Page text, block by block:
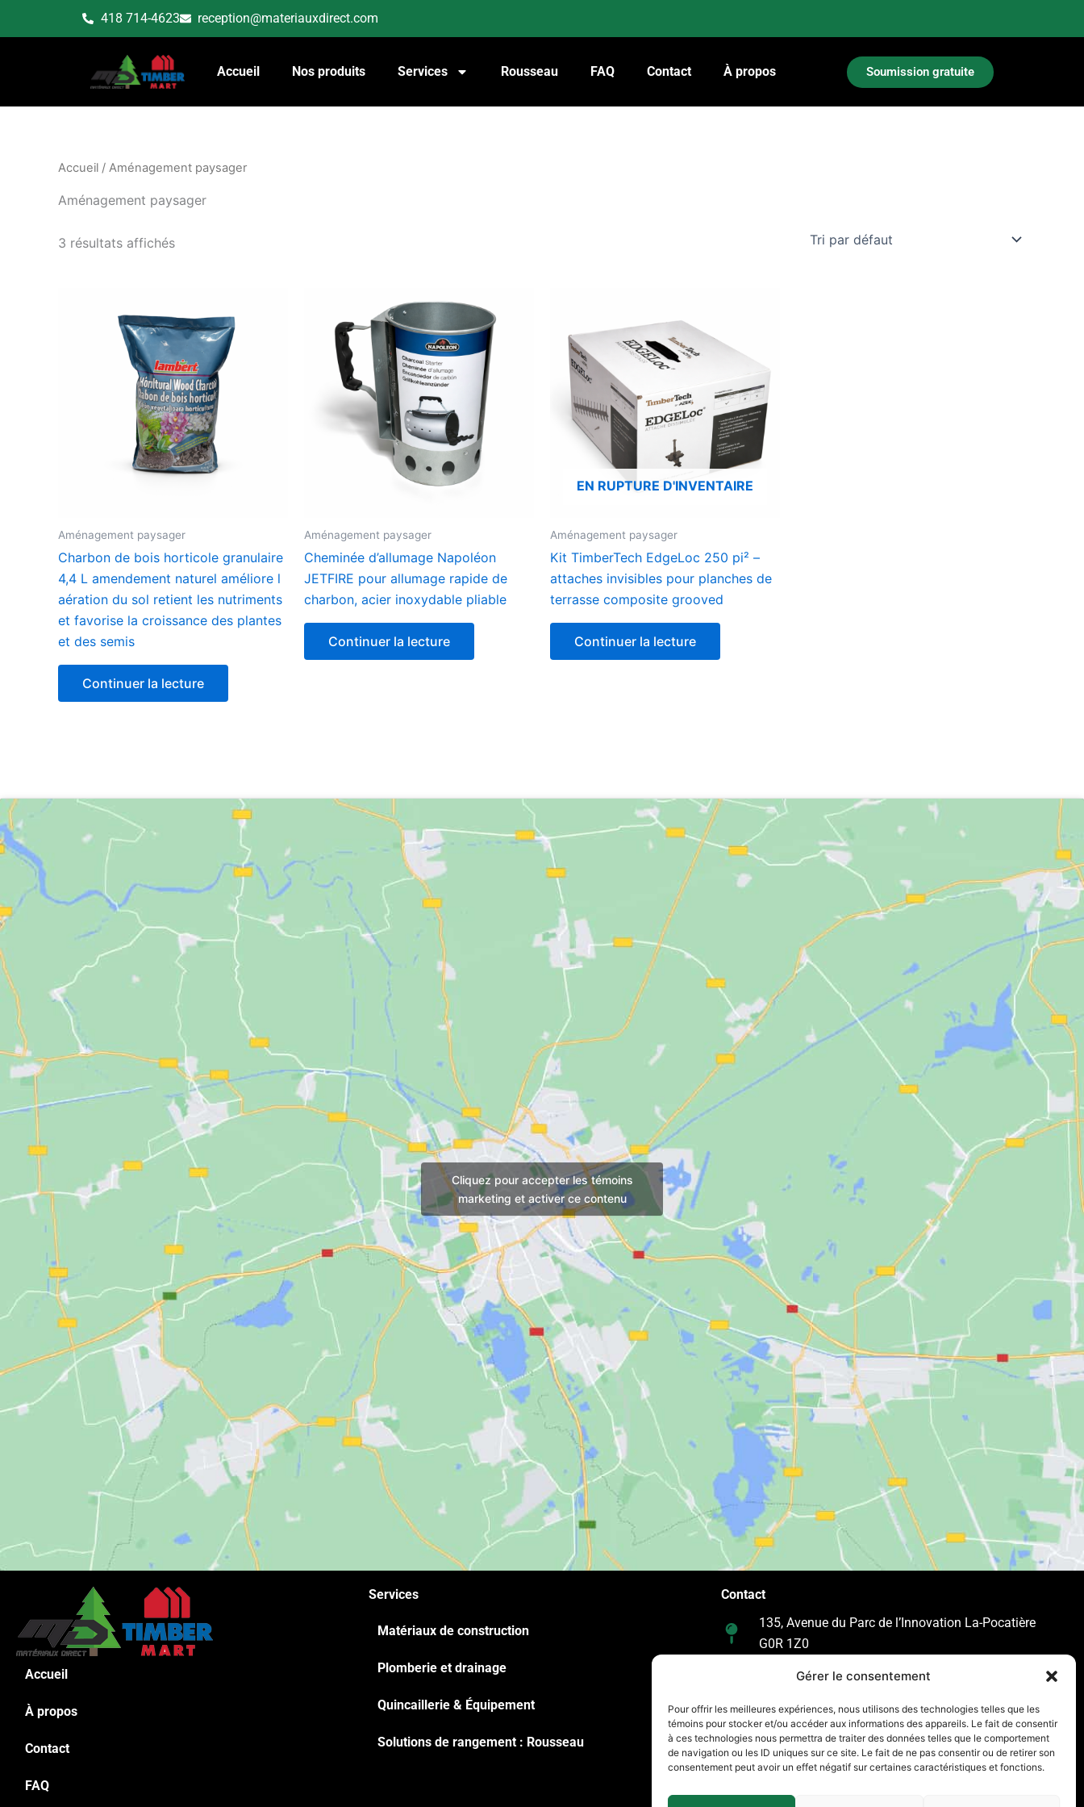
Gérer le consentement
Pour offrir les meilleures expériences, nous utilisons des technologies telles que les
témoins pour stocker et/ou accéder aux informations des appareils. Le fait de consentir
à ces technologies nous permettra de traiter des données telles que le comportement
de navigation ou les ID uniques sur ce site. Le fait de ne pas consentir ou de retirer son
consentement peut avoir un effet négatif sur certaines caractéristiques et fonctions.
418 714-4623 reception@materiauxdirect.com
Accueil Nos produits Services Rousseau FAQ Contact À propos Soumission gratuite
Accueil / Aménagement paysager
Aménagement paysager
3 résultats affichés
Aménagement paysager
Charbon de bois horticole granulaire
4,4 L amendement naturel améliore l
aération du sol retient les nutriments
et favorise la croissance des plantes
et des semis
Continuer la lecture
Aménagement paysager
Cheminée d’allumage Napoléon
JETFIRE pour allumage rapide de
charbon, acier inoxydable pliable
Continuer la lecture
EN RUPTURE D'INVENTAIRE
Aménagement paysager
Kit TimberTech EdgeLoc 250 pi² –
attaches invisibles pour planches de
terrasse composite grooved
Continuer la lecture
Cliquez pour accepter les témoins
marketing et activer ce contenu
Accueil
À propos
Contact
FAQ
Services
Matériaux de construction
Plomberie et drainage
Quincaillerie & Équipement
Solutions de rangement : Rousseau
Contact
135, Avenue du Parc de l’Innovation La-Pocatière
G0R 1Z0
418 714-4623
418 856-7022
reception@materiauxdirect.com